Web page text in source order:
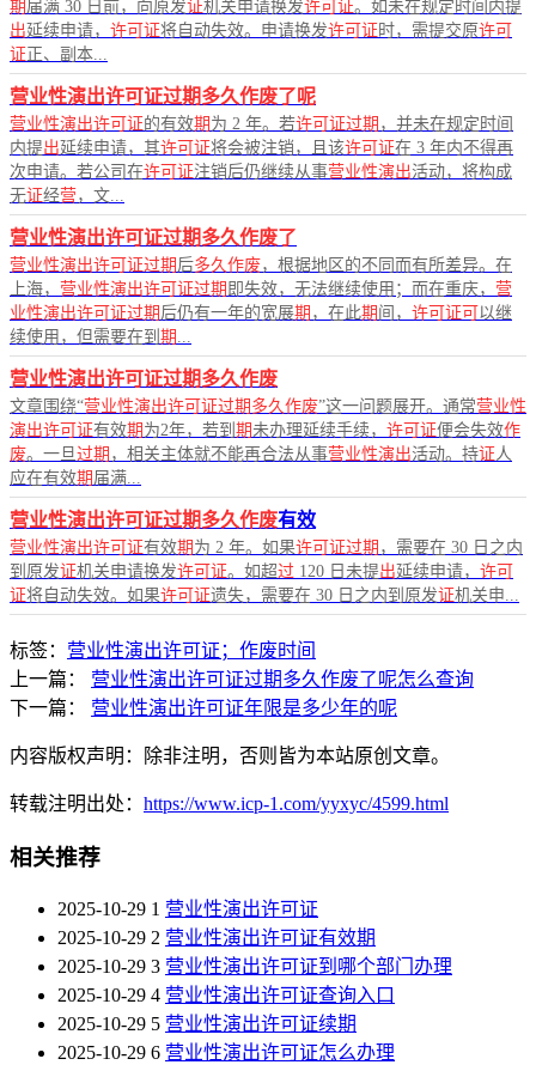
期 届满 30 日前，向原发证机关申请换发许可证。如未在规定时间内提
出延续申请， 许可证将自动失效。申请换发许可证 时，需提交原许可
证 正、副本...
营业性演出许可证过期多久作废了呢
营业性演出许可证的有效期 为 2 年。若许可证过期 ，并未在规定时间
内提出延续申请，其许可证将会被注销，且该许可证在 3 年内不得再
次申请。若公司在许可证注销后仍继续从事营业性演出活动，将构成
无证经营 ，文...
营业性演出许可证过期多久作废了
营业性演出许可证过期 后多久作废，根据地区的不同而有所差异。在
上海， 营业性演出许可证过期 即失效，无法继续使用；而在重庆， 营
业性演出许可证过期 后仍有一年的宽展期 ，在此期 间， 许可证可 以继
续使用，但需要在到 期
营业性演出许可证过期多久作废
文章围绕“营业性演出许可证过期多久作废”这一问题展开。通常营业性
演出许可证有效期 为2年，若到 期 未办理延续手续， 许可证便会失效作
废。一旦过期 ，相关主体就不能再合法从事营业性演出活动。持证 人
应在有效期 届满...
营业性演出许可证过期多久作废有效
营业性演出许可证有效期 为 2 年。如果许可证过期 ，需要在 30 日之内
到原发证机关申请换发许可证。如超过 120 日未提出延续申请， 许可
证将自动失效。如果许可证遗失，需要在 30 日之内到原发证机关申...
标签： 营业性演出许可证；作废时间
上一篇：
营业性演出许可证过期多久作废了呢怎么查询
下一篇：
营业性演出许可证年限是多少年的呢
内容版权声明：除非注明，否则皆为本站原创文章。
转载注明出处： https://www.icp-1.com/yyxyc/4599.html
相关推荐
2025-10-29 1 营业性演出许可证
2025-10-29 2 营业性演出许可证有效期
2025-10-29 3 营业性演出许可证到哪个部门办理
2025-10-29 4 营业性演出许可证查询入口
2025-10-29 5 营业性演出许可证续期
2025-10-29 6 营业性演出许可证怎么办理